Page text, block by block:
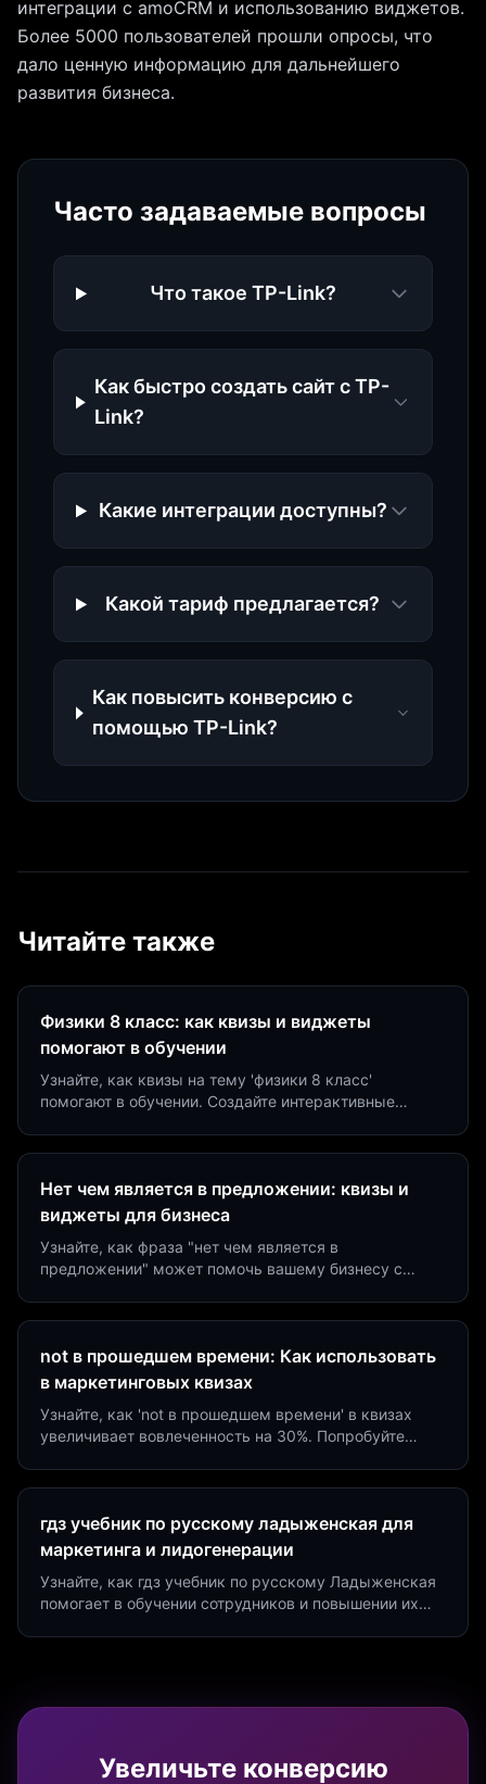
интеграции с amoCRM и использованию виджетов.
Более 5000 пользователей прошли опросы, что
дало ценную информацию для дальнейшего
развития бизнеса.
Часто задаваемые вопросы
Что такое TP-Link?
Как быстро создать сайт с TP-
Link?
Какие интеграции доступны?
Какой тариф предлагается?
Как повысить конверсию с
помощью TP-Link?
Читайте также
Физики 8 класс: как квизы и виджеты
помогают в обучении
Узнайте, как квизы на тему 'физики 8 класс'
помогают в обучении. Создайте интерактивные
Нет чем является в предложении: квизы и
виджеты для бизнеса
Узнайте, как фраза "нет чем является в
предложении" может помочь вашему бизнесу с
not в прошедшем времени: Как использовать
в маркетинговых квизах
Узнайте, как 'not в прошедшем времени' в квизах
увеличивает вовлеченность на 30%. Попробуйте
гдз учебник по русскому ладыженская для
маркетинга и лидогенерации
Узнайте, как гдз учебник по русскому Ладыженская
помогает в обучении сотрудников и повышении их
Увеличьте конверсию